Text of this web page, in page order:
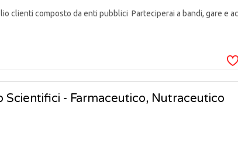
clienti composto da enti pubblici Parteciperai a bandi, gare e
- Farmaceutico, Nutraceutico